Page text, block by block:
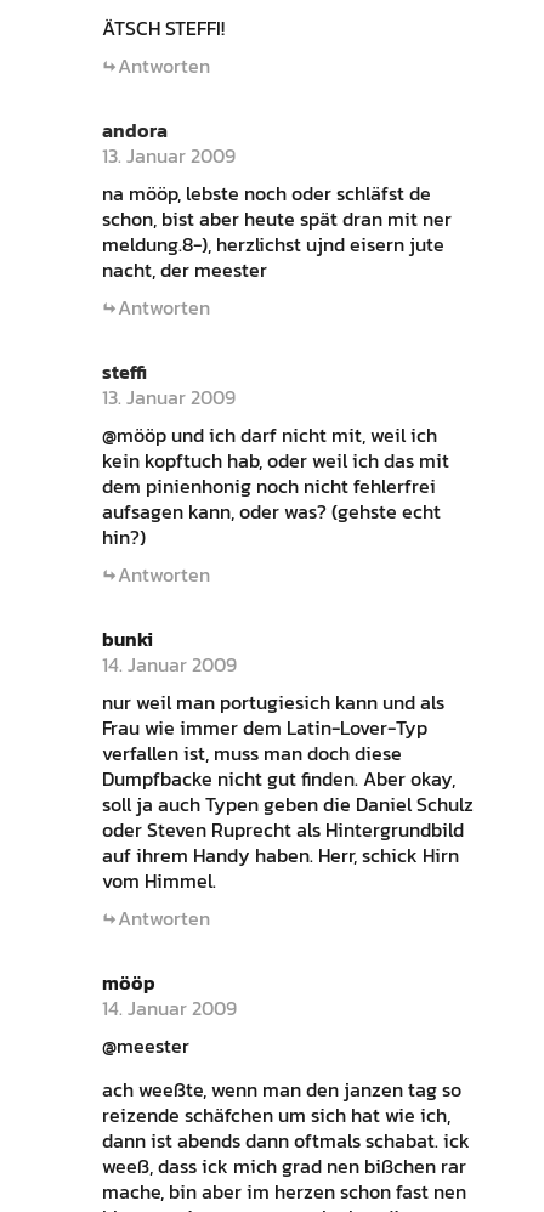
ÄTSCH STEFFI!
Antworten
andora
13. Januar 2009
na mööp, lebste noch oder schläfst de
schon, bist aber heute spät dran mit ner
meldung.8-), herzlichst ujnd eisern jute
nacht, der meester
Antworten
steffi
13. Januar 2009
@mööp und ich darf nicht mit, weil ich
kein kopftuch hab, oder weil ich das mit
dem pinienhonig noch nicht fehlerfrei
aufsagen kann, oder was? (gehste echt
hin?)
Antworten
bunki
14. Januar 2009
nur weil man portugiesich kann und als
Frau wie immer dem Latin-Lover-Typ
verfallen ist, muss man doch diese
Dumpfbacke nicht gut finden. Aber okay,
soll ja auch Typen geben die Daniel Schulz
oder Steven Ruprecht als Hintergrundbild
auf ihrem Handy haben. Herr, schick Hirn
vom Himmel.
Antworten
mööp
14. Januar 2009
@meester
ach weeßte, wenn man den janzen tag so
reizende schäfchen um sich hat wie ich,
dann ist abends dann oftmals schabat. ick
weeß, dass ick mich grad nen bißchen rar
mache, bin aber im herzen schon fast nen